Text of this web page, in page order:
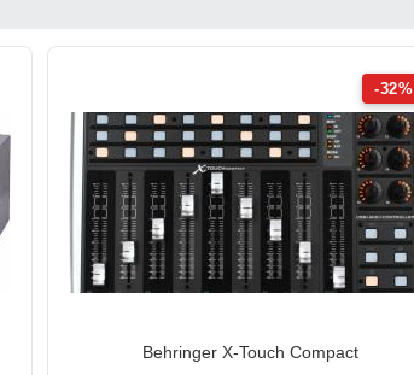
-32%
Behringer X-Touch Compact